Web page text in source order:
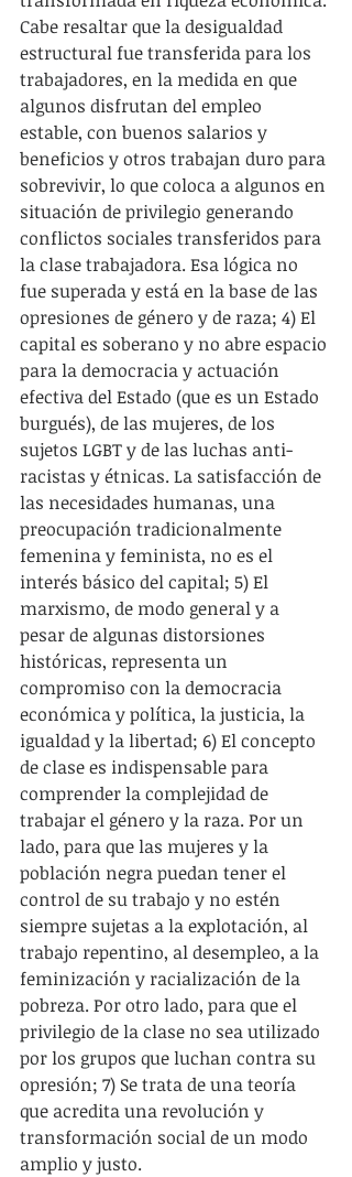
Cabe resaltar que la desigualdad
estructural fue transferida para los
trabajadores, en la medida en que
algunos disfrutan del empleo
estable, con buenos salarios y
beneficios y otros trabajan duro para
sobrevivir, lo que coloca a algunos en
situación de privilegio generando
conflictos sociales transferidos para
la clase trabajadora. Esa lógica no
fue superada y está en la base de las
opresiones de género y de raza; 4) El
capital es soberano y no abre espacio
para la democracia y actuación
efectiva del Estado (que es un Estado
burgués), de las mujeres, de los
sujetos LGBT y de las luchas anti-
racistas y étnicas. La satisfacción de
las necesidades humanas, una
preocupación tradicionalmente
femenina y feminista, no es el
interés básico del capital; 5) El
marxismo, de modo general y a
pesar de algunas distorsiones
históricas, representa un
compromiso con la democracia
económica y política, la justicia, la
igualdad y la libertad; 6) El concepto
de clase es indispensable para
comprender la complejidad de
trabajar el género y la raza. Por un
lado, para que las mujeres y la
población negra puedan tener el
control de su trabajo y no estén
siempre sujetas a la explotación, al
trabajo repentino, al desempleo, a la
feminización y racialización de la
pobreza. Por otro lado, para que el
privilegio de la clase no sea utilizado
por los grupos que luchan contra su
opresión; 7) Se trata de una teoría
que acredita una revolución y
transformación social de un modo
amplio y justo.